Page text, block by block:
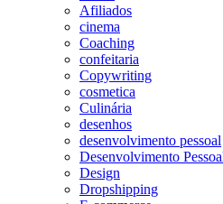
Afiliados
cinema
Coaching
confeitaria
Copywriting
cosmetica
Culinária
desenhos
desenvolvimento pessoal
Desenvolvimento
Design
Dropshipping